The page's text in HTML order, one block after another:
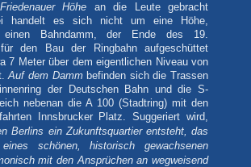
Friedenauer Höhe an die Leute gebracht
handelt es sich nicht um eine Höhe,
Bahndamm, der Ende des 19.
den Bau der Ringbahn aufgeschüttet
7 Meter über dem eigentlichen Niveau von
Auf dem Dammbefinden sich die Trassen
der Deutschen Bahn und die S-
nebenan die A 100 (Stadtring) mit den
Innsbrucker Platz. Suggeriert wird,
Berlins ein Zukunftsquartier entsteht, das
schönen, historisch gewachsenen
mit den Ansprüchen an wegweisend